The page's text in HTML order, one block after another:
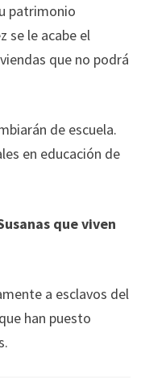
patrimonio
se le acabe el
que no podrá
de escuela.
en educación de
que viven
a esclavos del
han puesto